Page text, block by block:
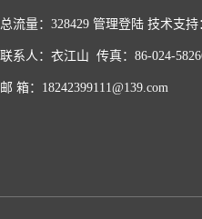
总流量：328429 管理登陆 技术支持
联系人：衣江山 传真：86-024-
邮 箱：18242399111@139.com